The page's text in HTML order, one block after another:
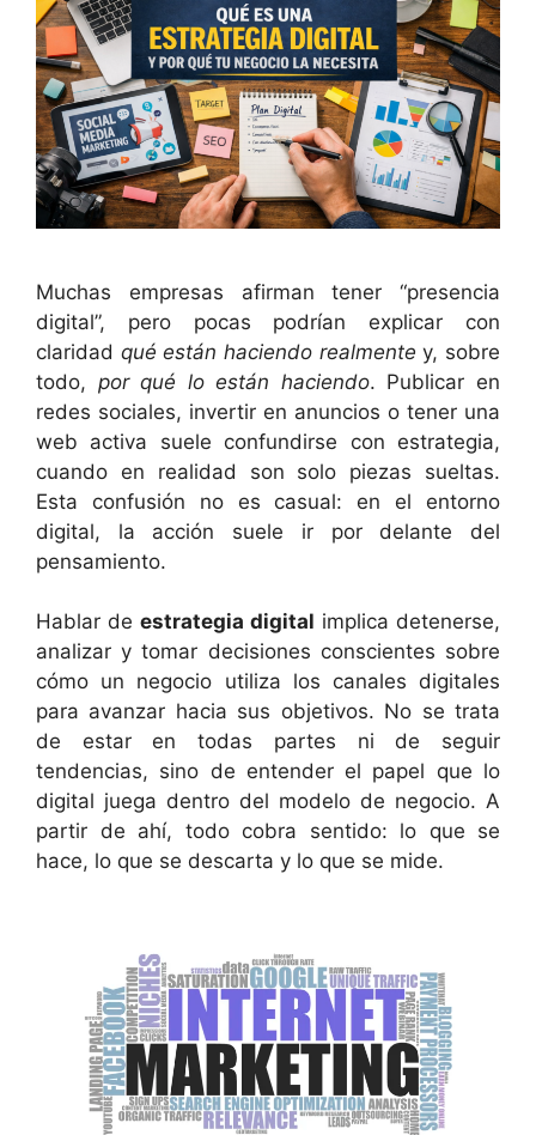
Muchas empresas afirman tener “presencia
digital”, pero pocas podrían explicar con
claridad qué están haciendo realmente y, sobre
todo, por qué lo están haciendo. Publicar en
redes sociales, invertir en anuncios o tener una
web activa suele confundirse con estrategia,
cuando en realidad son solo piezas sueltas.
Esta confusión no es casual: en el entorno
digital, la acción suele ir por delante del
pensamiento.
Hablar de estrategia digital implica detenerse,
analizar y tomar decisiones conscientes sobre
cómo un negocio utiliza los canales digitales
para avanzar hacia sus objetivos. No se trata
de estar en todas partes ni de seguir
tendencias, sino de entender el papel que lo
digital juega dentro del modelo de negocio. A
partir de ahí, todo cobra sentido: lo que se
hace, lo que se descarta y lo que se mide.